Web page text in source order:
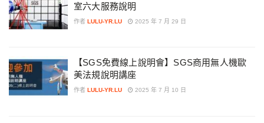
室六大服務說明
作者 LULU-YR.LU 2025 年 7 月 29 日
【SGS免費線上說明會】SGS商用無人機歐
美法規說明講座
作者 LULU-YR.LU 2025 年 7 月 10 日